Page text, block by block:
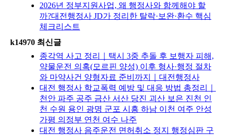
2026년 정부지원사업, 왜 행정사와 함께해야 할
까?대전행정사 JD가 정리한 탈락·보완·환수 핵심
체크리스트
k14970 최신글
종각역 사고 정리｜택시 3중 추돌 후 보행자 피해,
약물운전 의혹(모르핀 양성) 이후 형사·행정 절차
와 마약사건 양형자료 준비까지｜대전행정사
대전 행정사 학교폭력 예방 및 대응 방법 총정리｜
천안 파주 공주 금산 서산 당진 괴산 보은 진천 인
천 수원 용인 광명 군포 시흥 하남 이천 여주 안성
가평 의정부 연천 여수 나주
대전 행정사 음주운전 면허취소 정지 행정심판 구